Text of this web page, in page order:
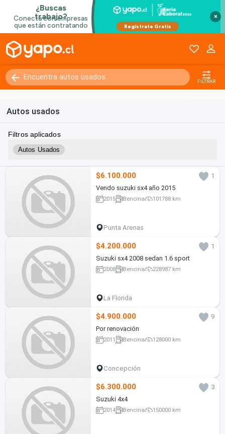
×
FILTRAR
Autos usados
Filtros aplicados
Autos Usados
$6.100.000
1
Vendo suzuki sx4 año 2015
2015 Bencina 101788 km
Punta Arenas
$4.200.000
1
Suzuki sx4 2008 sedan 1.6 sport
2008 Bencina 228987 km
La Florida
$4.900.000
9
Por renovación
2011 Bencina 128000 km
Concepción
$6.300.000
3
Suzuki 4x4
2014 Bencina 150000 km